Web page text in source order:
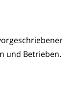
und Betrieben.